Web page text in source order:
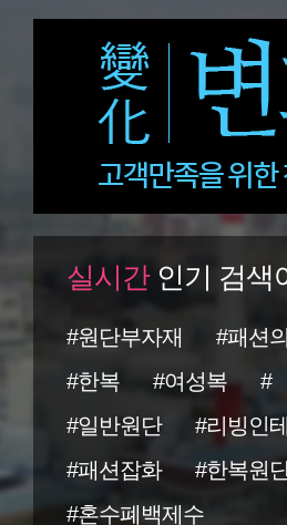
실시간인기 검색
#원단부자재
#패션
#한복
#여성복
#
#일반원단
#리빙인
#패션잡화
#한복원
#혼수폐백제수